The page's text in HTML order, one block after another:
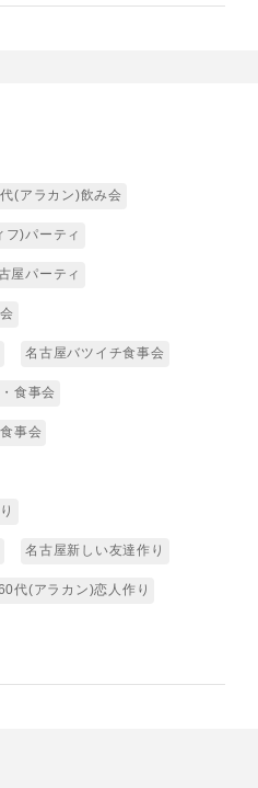
(アラカン)飲み会
フ)パーティ
屋パーティ
名古屋バツイチ食事会
食事会
事会
名古屋新しい友達作り
代(アラカン)恋人作り